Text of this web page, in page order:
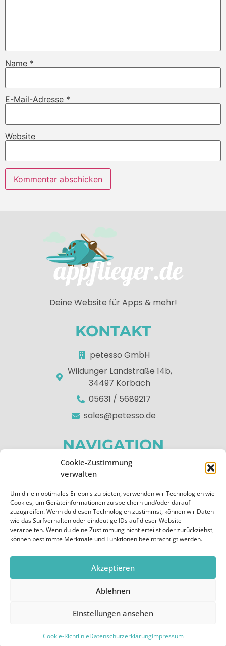
Cookie-Zustimmung
verwalten
Um dir ein optimales Erlebnis zu bieten, verwenden wir Technologien wie
Cookies, um Geräteinformationen zu speichern und/oder darauf
zuzugreifen. Wenn du diesen Technologien zustimmst, können wir Daten
wie das Surfverhalten oder eindeutige IDs auf dieser Website
verarbeiten. Wenn du deine Zustimmung nicht erteilst oder zurückziehst,
können bestimmte Merkmale und Funktionen beeinträchtigt werden.
Akzeptieren
Ablehnen
Einstellungen ansehen
Cookie-RichtlinieDatenschutzerklärungImpressum
Name *
E-Mail-Adresse *
Website
Deine Website für Apps & mehr!
KONTAKT
petesso GmbH
Wildunger Landstraße 14b,
34497 Korbach
05631 / 5689217
sales@petesso.de
NAVIGATION
Home
Apps
Kontakt
RECHTLICHES
Impressum
Copyright © 2026 by appflieger.de